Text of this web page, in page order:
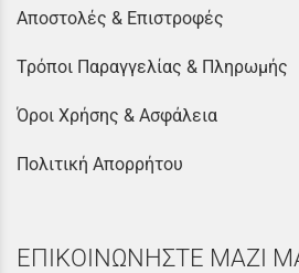
Αποστολές & Επιστροφές
Τρόποι Παραγγελίας & Πληρωμής
Όροι Χρήσης & Ασφάλεια
Πολιτική Απορρήτου
ΕΠΙΚΟΙΝΩΝΗΣΤΕ ΜΑΖΙ